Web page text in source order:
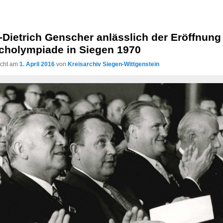
Dietrich Genscher anlässlich der
in Siegen 1970
am1. April 2016 vonKreisarchiv Siegen-Wittgenstein